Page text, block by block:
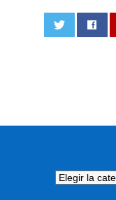
Categorías